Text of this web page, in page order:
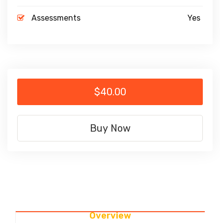
Overview
Assessments Yes
$40.00
Buy Now